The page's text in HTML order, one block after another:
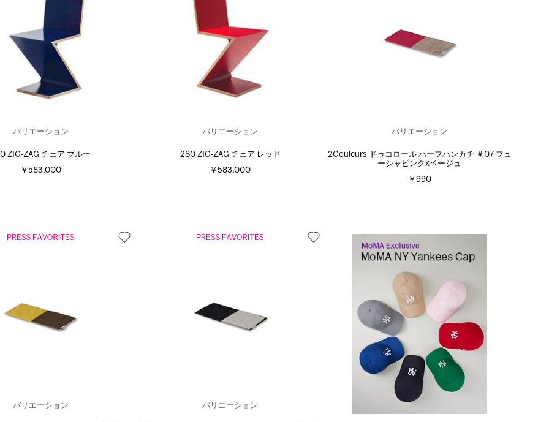
バリエーション
ZIG‐ZAG チェア ブルー
￥583,000
バリエーション
280 ZIG‐ZAG チェア レッド
￥583,000
バリエーション
2Couleurs ドゥコロール ハーフハンカチ ＃07 フュ
ーシャピンクxベージュ
￥990
バリエーション バリエーション